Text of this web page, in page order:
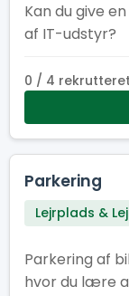
Kan du give
af IT-udstyr?
0 / 4 rekrutteret
Parkering
Lejrplads &
Parkering af
hvor du lære